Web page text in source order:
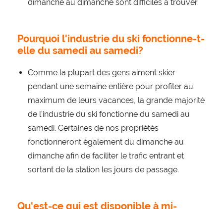
dimanche au dimanche sont difficiles à trouver.
Pourquoi l'industrie du ski fonctionne-t-
elle du samedi au samedi?
Comme la plupart des gens aiment skier
pendant une semaine entière pour profiter au
maximum de leurs vacances, la grande majorité
de l'industrie du ski fonctionne du samedi au
samedi. Certaines de nos propriétés
fonctionneront également du dimanche au
dimanche afin de faciliter le trafic entrant et
sortant de la station les jours de passage.
Qu'est-ce qui est disponible à mi-